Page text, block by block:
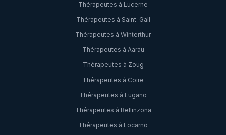
Thérapeutes à Lucerne
Thérapeutes à Saint-Gall
Thérapeutes à Winterthur
Thérapeutes à Aarau
Thérapeutes à Zoug
Thérapeutes à Coire
Thérapeutes à Lugano
Thérapeutes à Bellinzona
Thérapeutes à Locarno